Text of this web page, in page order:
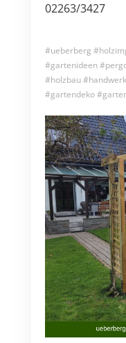
02263/3427
#ueberberg
#gartenideen
#holzbau
#gartendeko